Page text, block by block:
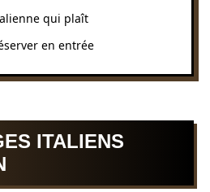
qui plaît
en entrée
ITALIENS